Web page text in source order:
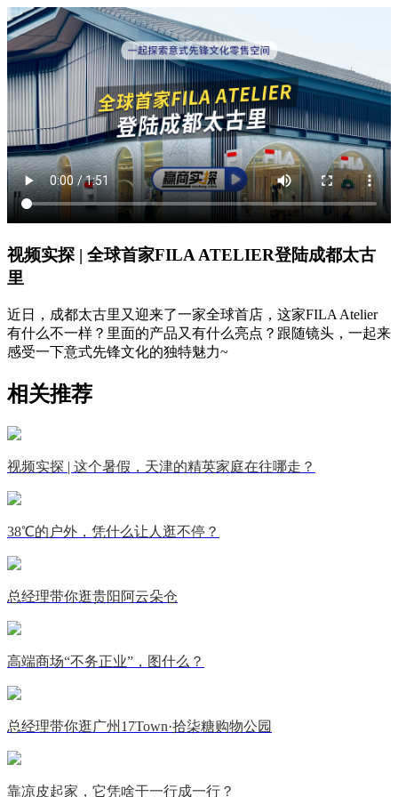
视频实探 | 全球首家FILA ATELIER登陆成都太古
里
近日，成都太古里又迎来了一家全球首店，这家FILA Atelier
有什么不一样？里面的产品又有什么亮点？跟随镜头，一起来
感受一下意式先锋文化的独特魅力~
相关推荐
视频实探 | 这个暑假，天津的精英家庭在往哪走？
38℃的户外，凭什么让人逛不停？
总经理带你逛贵阳阿云朵仓
高端商场“不务正业”，图什么？
总经理带你逛广州17Town·拾柒糖购物公园
靠凉皮起家，它凭啥干一行成一行？